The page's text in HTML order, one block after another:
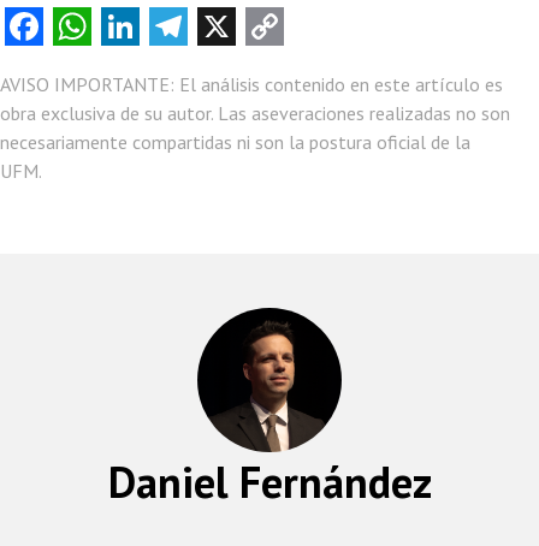
Fa
ce
b
o
W
ha
ts
A
Li
nk
e
dI
Te
le
gr
a
X
py
Li
AVISO IMPORTANTE: El análisis contenido en este artículo es
obra exclusiva de su autor. Las aseveraciones realizadas no son
necesariamente compartidas ni son la postura oficial de la
UFM.
Daniel Fernández